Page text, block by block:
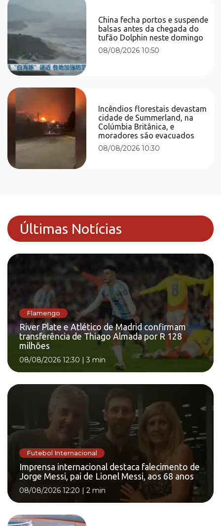
China fecha portos e suspende
balsas antes da chegada do
tufão Dolphin neste domingo
08/08/2026 10:50
Incêndios florestais devastam
cidade de Summerland, na
Colúmbia Britânica, e
moradores são evacuados
08/08/2026 10:30
Últimas Notícias
Flamengo
River Plate e Atlético de Madrid confirmam
transferência de Thiago Almada por R 128
milhões
08/08/2026 12:30 |3 min
Futebol Internacional
Imprensa internacional destaca falecimento de
Jorge Messi, pai de Lionel Messi, aos 68 anos
08/08/2026 12:20 | 2 min